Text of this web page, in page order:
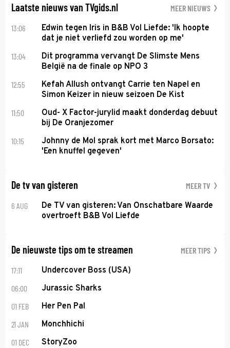
Laatste nieuws van TVgids.nl MEER NIEUWS
13:06
Edwin tegen Iris in B&B Vol Liefde: 'Ik hoopte
dat je niet verliefd zou worden op me'
13:04
Dit programma vervangt De Slimste Mens
België na de finale op NPO 3
12:55
Kefah Allush ontvangt Carrie ten Napel en
Simon Keizer in nieuw seizoen De Kist
11:50
Oud- X Factor-jurylid maakt donderdag debuut
bij De Oranjezomer
10:15
Johnny de Mol sprak kort met Marco Borsato:
'Een knuffel gegeven'
De tv van gisteren MEER TV
6 AUG
De TV van gisteren: Van Onschatbare Waarde
overtroeft B&B Vol Liefde
De nieuwste tips om te streamen MEER TIPS
17:11 Undercover Boss (USA)
06:00 Jurassic Sharks
01 FEB Her Pen Pal
21 JAN Monchhichi
01 DEC StoryZoo